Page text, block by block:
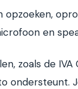
en
zoals de
ondersteunt.